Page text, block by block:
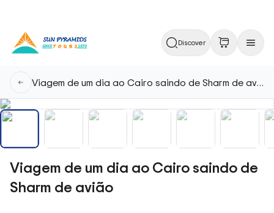
Discover
Viagem de um dia ao Cairo saindo de Sharm de avião
Viagem de um dia ao Cairo saindo de
Sharm de avião